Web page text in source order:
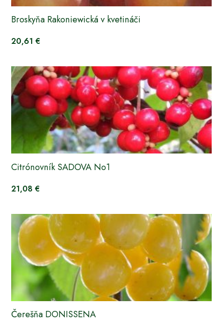
Broskyňa Rakoniewická v kvetináči
20,61 €
Citrónovník SADOVA No1
21,08 €
Čerešňa DONISSENA